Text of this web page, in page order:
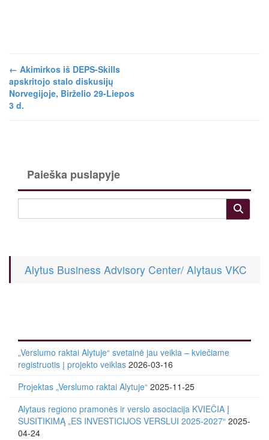
← Akimirkos iš DEPS-Skills
apskritojo stalo diskusijų
Norvegijoje, Birželio 29-Liepos
3 d.
Paieška puslapyje
Alytus Business Advisory Center/ Alytaus VKC
„Verslumo raktai Alytuje“ svetainė jau veikia – kviečiame
registruotis į projekto veiklas 2026-03-16
Projektas „Verslumo raktai Alytuje“ 2025-11-25
Alytaus regiono pramonės ir verslo asociacija KVIEČIA Į
SUSITIKIMĄ „ES INVESTICIJOS VERSLUI 2025-2027“ 2025-
04-24